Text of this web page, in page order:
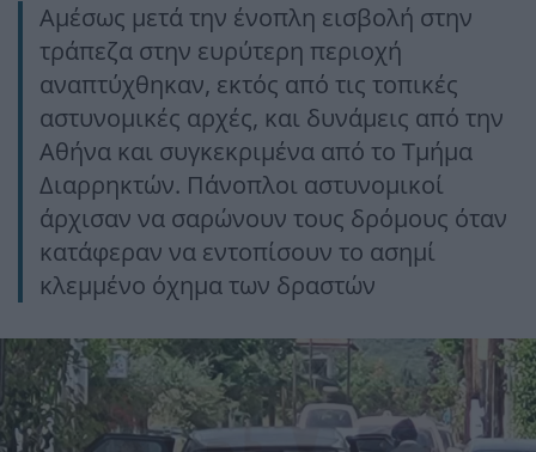
Αμέσως μετά την ένοπλη εισβολή στην
τράπεζα στην ευρύτερη περιοχή
αναπτύχθηκαν, εκτός από τις τοπικές
αστυνομικές αρχές, και δυνάμεις από την
Αθήνα και συγκεκριμένα από το Τμήμα
Διαρρηκτών. Πάνοπλοι αστυνομικοί
άρχισαν να σαρώνουν τους δρόμους όταν
κατάφεραν να εντοπίσουν το ασημί
κλεμμένο όχημα των δραστών